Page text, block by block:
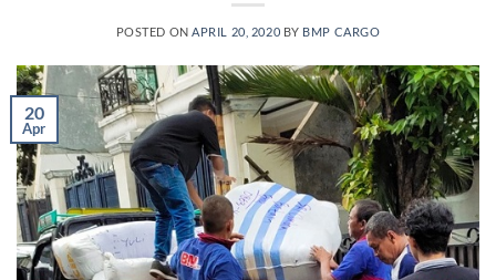
POSTED ON APRIL 20, 2020 BY BMP CARGO
20
Apr